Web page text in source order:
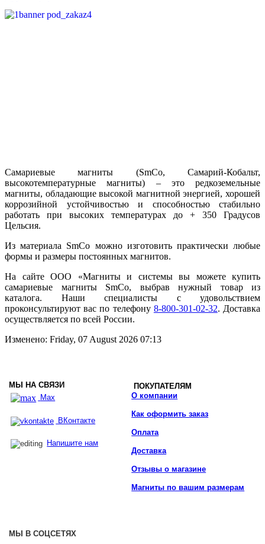
Самариевые магниты (SmCo, Самарий-Кобальт,
высокотемпературные магниты) – это редкоземельные
магниты, обладающие высокой магнитной энергией, хорошей
коррозийной устойчивостью и способностью стабильно
работать при высоких температурах до + 350 Градусов
Цельсия.
Из материала SmCo можно изготовить практически любые
формы и размеры постоянных магнитов.
На сайте ООО «Магниты и системы вы можете купить
самариевые магниты SmCo, выбрав нужный товар из
каталога. Наши специалисты с удовольствием
проконсультируют вас по телефону 8-800-301-02-32. Доставка
осуществляется по всей России.
Изменено: Friday, 07 August 2026 07:13
МЫ НА СВЯЗИ
ПОКУПАТЕЛЯМ
Max
ВКонтакте
Напишите нам
О компании
Как оформить заказ
Оплата
Доставка
Отзывы о магазине
Магниты по вашим размерам
МЫ В СОЦСЕТЯХ